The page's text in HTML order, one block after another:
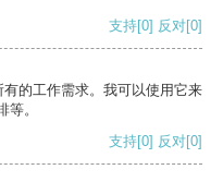
支持[0] 反对[0]
的工作需求。我可以使用它来
。
支持[0] 反对[0]